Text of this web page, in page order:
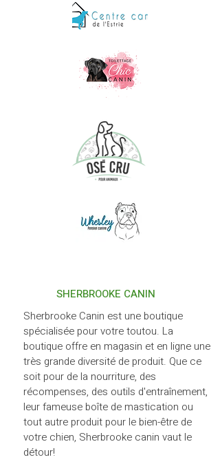
SHERBROOKE CANIN
Sherbrooke Canin est une boutique
spécialisée pour votre toutou. La
boutique offre en magasin et en ligne une
très grande diversité de produit. Que ce
soit pour de la nourriture, des
récompenses, des outils d'entraînement,
leur fameuse boîte de mastication ou
tout autre produit pour le bien-être de
votre chien, Sherbrooke canin vaut le
détour!